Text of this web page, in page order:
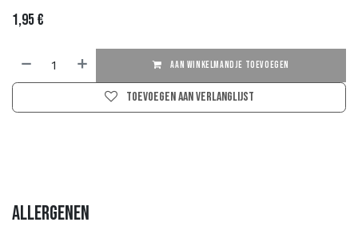
1,95€
AAN WINKELMANDJE TOEVOEGEN
Toevoegen aan verlanglijst
Allergenen